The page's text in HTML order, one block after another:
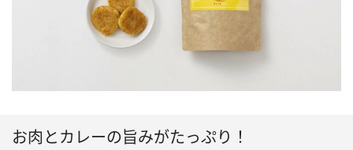
お肉とカレーの旨みがたっぷり！